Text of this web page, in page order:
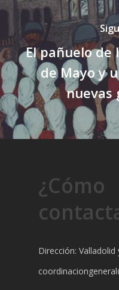
El pañuelo de
de Mayo y
nuevas
¿Cómo
Dirección: Valladolid